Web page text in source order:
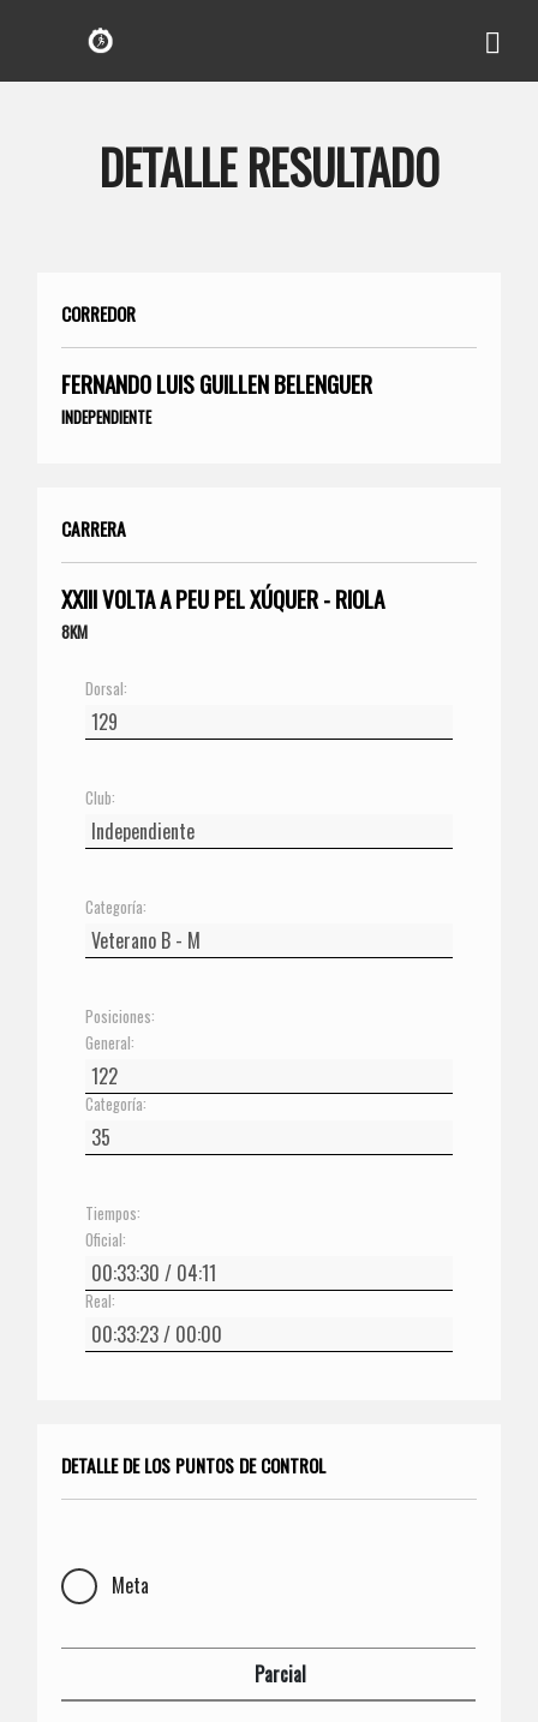
DETALLE RESULTADO
CORREDOR
FERNANDO LUIS GUILLEN BELENGUER
INDEPENDIENTE
CARRERA
XXIII VOLTA A PEU PEL XÚQUER - RIOLA
8KM
Dorsal:
Club:
Categoría:
Posiciones:
General:
Categoría:
Tiempos:
Oficial:
Real:
DETALLE DE LOS PUNTOS DE CONTROL
Meta
Parcial